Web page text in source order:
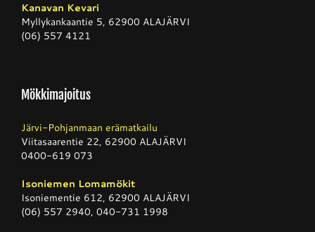
Kanavan Kevari
Myllykankaantie 5, 62900 ALAJÄRVI
(06) 557 4121
Mökkimajoitus
Järvi-Pohjanmaan erämatkailu
Viitasaarentie 22, 62900 ALAJÄRVI
0400-619 073
Isoniemen Lomamökit
Isoniementie 612, 62900 ALAJÄRVI
(06) 557 2940, 040-731 1998